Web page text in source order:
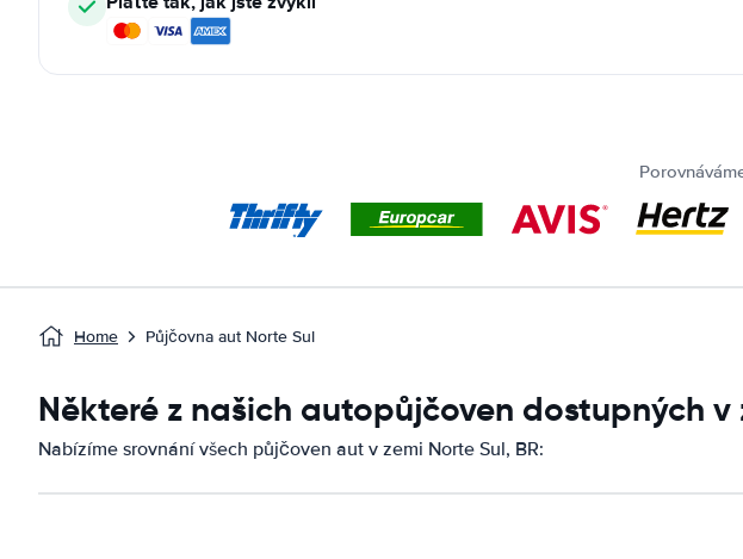
Home Půjčovna aut Norte Sul
Některé z našich autopůjčoven dostupných v
Nabízíme srovnání všech půjčoven aut v zemi Norte Sul, BR: